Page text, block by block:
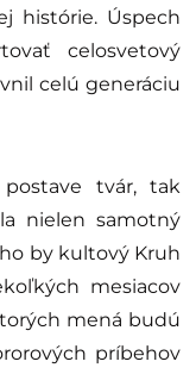
histórie. Úspech
celosvetový
celú generáciu
tvár, tak
nielen samotný
by kultový Kruh
mesiacov
mená budú
príbehov